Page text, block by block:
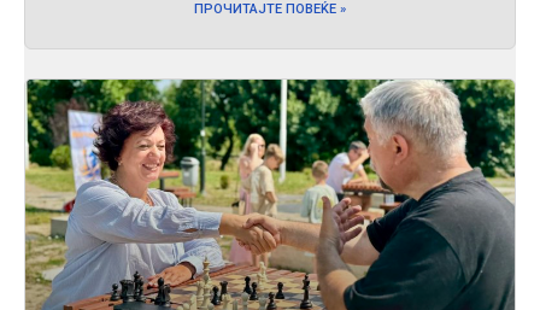
ПРОЧИТАЈТЕ ПОВЕЌЕ »